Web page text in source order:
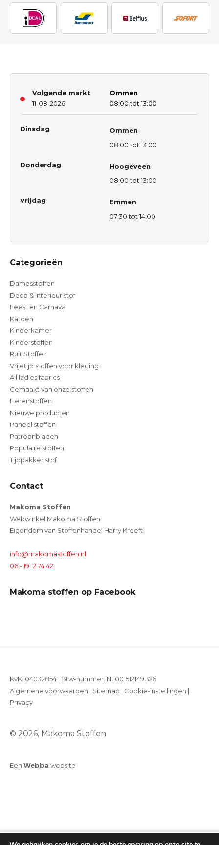
Volgende markt
11-08-2026
Ommen
08:00 tot 13:00
Dinsdag
Ommen
08:00 tot 13:00
Donderdag
Hoogeveen
08:00 tot 13:00
Vrijdag
Emmen
07:30 tot 14:00
Categorieën
Damesstoffen
Deco & Interieur stof
Feest en Carnaval
Katoen
Kinderkamer
Kinderstoffen
Ruit Stoffen
Vrijetijd stoffen voor kleding
All ladies fabrics
Gemaakt van onze stoffen
Herenstoffen
Nieuwe producten
Paneel stoffen
Patroonbladen
Populaire stoffen
Tijdpakker stof
Contact
Makoma Stoffen
Webwinkel Makoma Stoffen
Eigendom van Stoffenhandel Harry Kreeft
info@makomastoffen.nl
06 - 19 12 74 42
Makoma stoffen op Facebook
© 2026, Makoma Stoffen
KvK: 04032854 | Btw-nummer: NL001512149B26
Algemene voorwaarden | Sitemap | Cookie-instellingen |
Privacy
Een Webba website